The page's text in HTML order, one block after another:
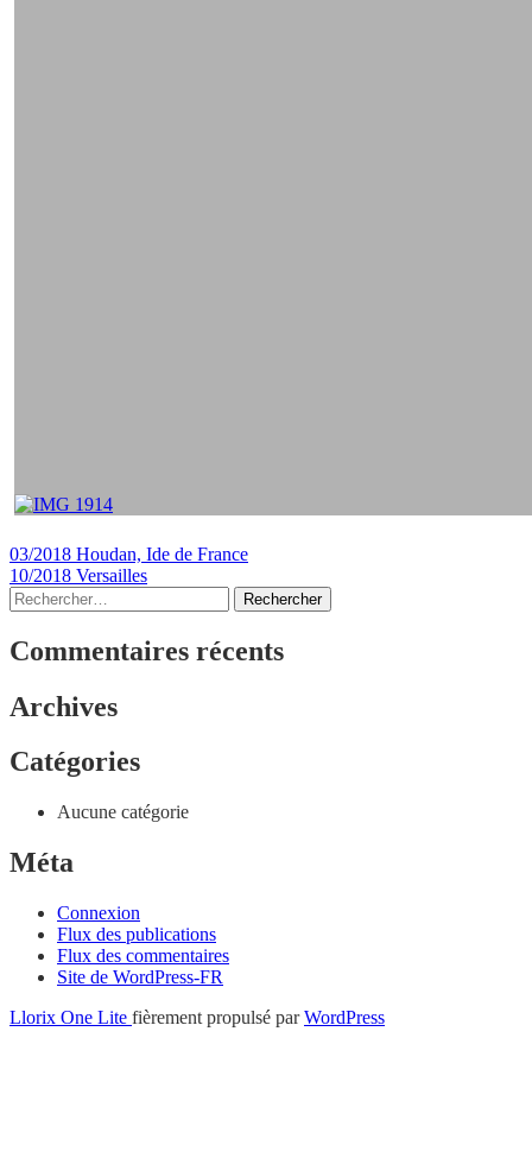
Navigation
de
l’article
03/2018 Houdan, Ide de France
10/2018 Versailles
Rechercher :
Commentaires récents
Archives
Catégories
Aucune catégorie
Méta
Connexion
Flux des publications
Flux des commentaires
Site de WordPress-FR
Menu
Llorix One Lite fièrement propulsé parWordPress